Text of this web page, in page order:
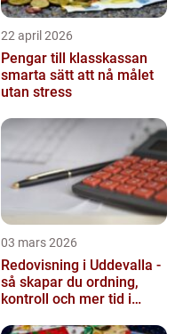
22 april 2026
Pengar till klasskassan
smarta sätt att nå målet
utan stress
03 mars 2026
Redovisning i Uddevalla -
så skapar du ordning,
kontroll och mer tid i